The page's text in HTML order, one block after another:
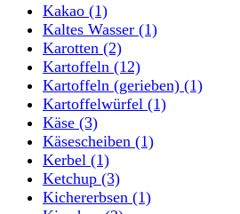
Kakao (1)
Kaltes Wasser (1)
Karotten (2)
Kartoffeln (12)
Kartoffeln (gerieben) (1)
Kartoffelwürfel (1)
Käse (3)
Käsescheiben (1)
Kerbel (1)
Ketchup (3)
Kichererbsen (1)